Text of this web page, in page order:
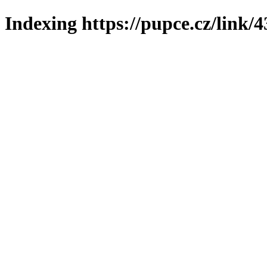
Indexing https://pupce.cz/link/